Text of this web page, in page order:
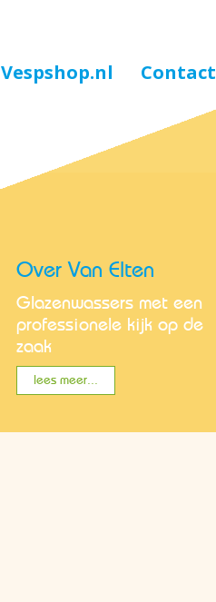
Vespshop.nl Contact
Over Van Elten
Glazenwassers met een
professionele kijk op de
zaak
lees meer...